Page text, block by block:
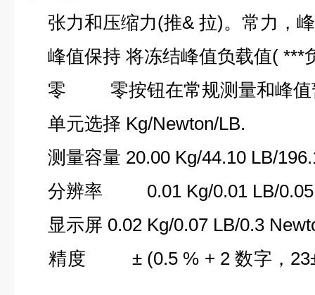
张力和压缩力(推& 拉)。常力，
峰值保持 将冻结峰值负载值( ***
零 零按钮在常规测量和峰值
单元选择 Kg/Newton/LB.
测量容量 20.00 Kg/44.10 LB/
分辨率 0.01 Kg/0.01 LB/
显示屏 0.02 Kg/0.07 LB/0.3
精度 ± (0.5 % + 2 数字，